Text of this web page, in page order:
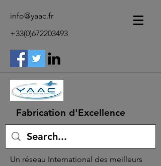
info@yaac.fr
+33(0)672203493
Fabrication d'Excellence
Un réseau International des meilleurs